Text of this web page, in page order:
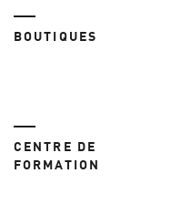
BOUTIQUES
CENTRE DE
FORMATION